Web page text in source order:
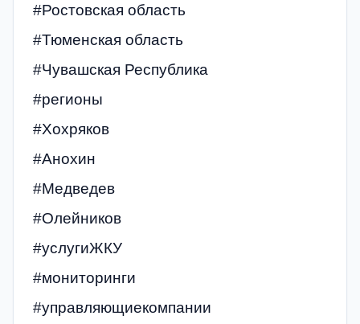
#Ростовская область
#Тюменская область
#Чувашская Республика
#регионы
#Хохряков
#Анохин
#Медведев
#Олейников
#услугиЖКУ
#мониторинги
#управляющиекомпании